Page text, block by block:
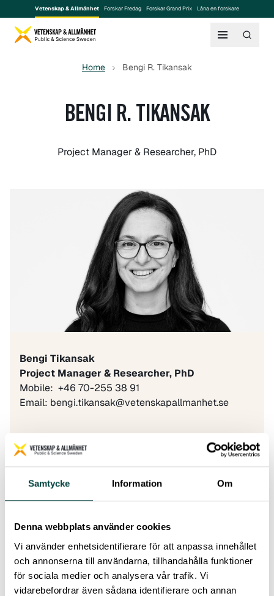
Samtycke Information Om
Denna webbplats använder cookies
Vi använder enhetsidentifierare för att anpassa innehållet
och annonserna till användarna, tillhandahålla funktioner
för sociala medier och analysera vår trafik. Vi
vidarebefordrar även sådana identifierare och annan
Vetenskap & Allmänhet Forskar Fredag Forskar Grand Prix Låna en forskare
Home Bengi R. Tikansak
BENGI R. TIKANSAK
Project Manager & Researcher, PhD
Bengi Tikansak
Project Manager & Researcher, PhD
Mobile: +46 70-255 38 91
Email: bengi.tikansak@vetenskapallmanhet.se
As a project manager and researcher at
Public & Science Sweden, I primarily work
with the
Resource Centre for Courses in
Science Communicationandthe Swedish
science festivalEuropean Researchers’ Night
in Sweden.
I hold a PhD in Political Science from Sabanci
University in Istanbul, Turkey, where my
research focused on public perceptions of